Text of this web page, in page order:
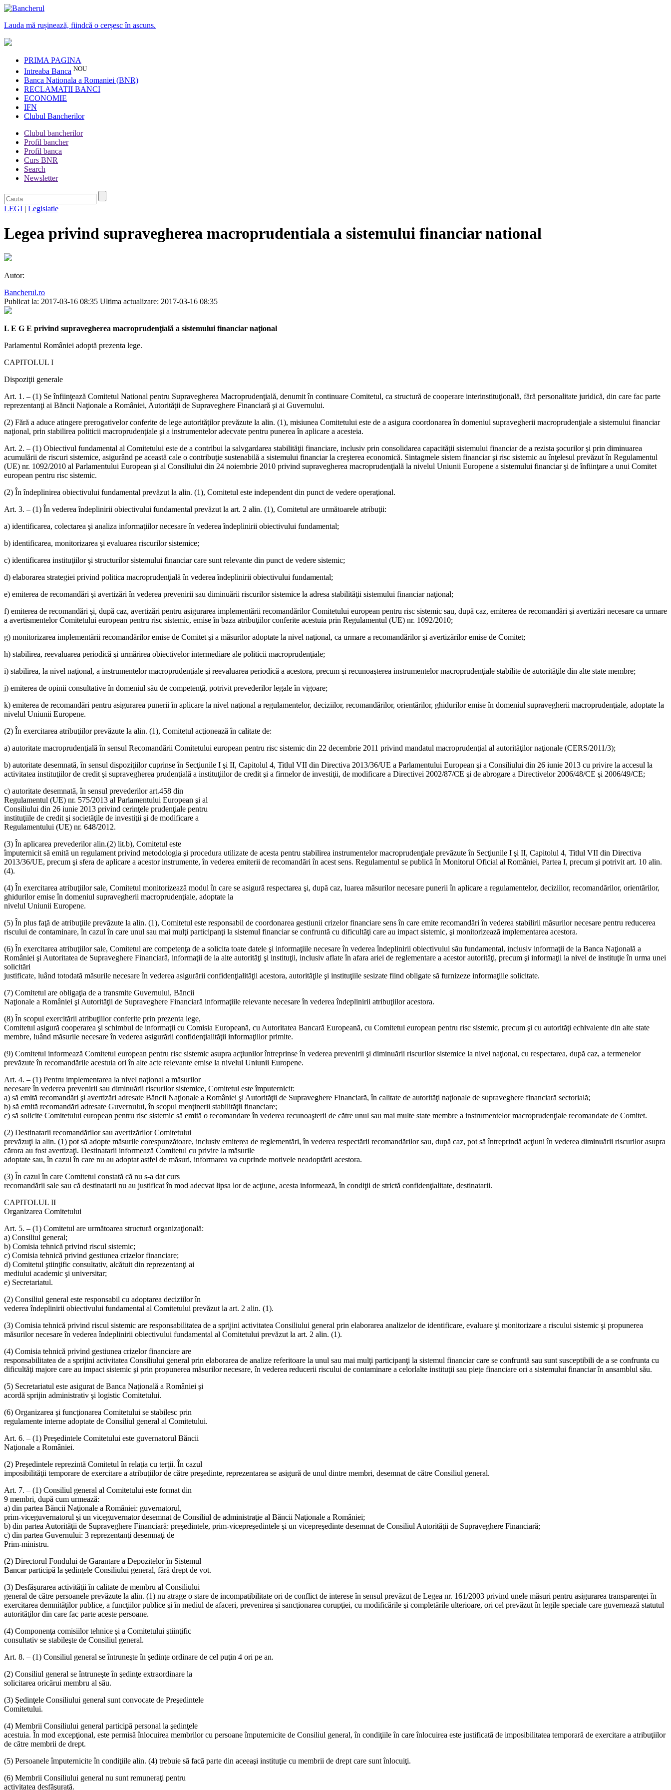
Lauda mă rușinează, fiindcă o cerșesc în ascuns.
PRIMA PAGINA
Intreaba Banca NOU
Banca Nationala a Romaniei (BNR)
RECLAMATII BANCI
ECONOMIE
IFN
Clubul Bancherilor
Clubul bancherilor
Profil bancher
Profil banca
Curs BNR
Search
Newsletter
LEGI | Legislatie
Legea privind supravegherea macroprudentiala a sistemului financiar national
Autor:
Bancherul.ro
Publicat la: 2017-03-16 08:35 Ultima actualizare: 2017-03-16 08:35
L E G E privind supravegherea macroprudenţială a sistemului financiar naţional
Parlamentul României adoptă prezenta lege.
CAPITOLUL I
Dispoziţii generale
Art. 1. – (1) Se înfiinţează Comitetul National pentru Supravegherea Macroprudenţială, denumit în continuare Comitetul, ca structură de cooperare interinstituţională, fără personalitate juridică, din care fac parte
reprezentanţi ai Băncii Naţionale a României, Autorităţii de Supraveghere Financiară şi ai Guvernului.
(2) Fără a aduce atingere prerogativelor conferite de lege autorităţilor prevăzute la alin. (1), misiunea Comitetului este de a asigura coordonarea în domeniul supravegherii macroprudenţiale a sistemului financiar
naţional, prin stabilirea politicii macroprudenţiale şi a instrumentelor adecvate pentru punerea în aplicare a acesteia.
Art. 2. – (1) Obiectivul fundamental al Comitetului este de a contribui la salvgardarea stabilităţii financiare, inclusiv prin consolidarea capacităţii sistemului financiar de a rezista şocurilor şi prin diminuarea
acumulării de riscuri sistemice, asigurând pe această cale o contribuţie sustenabilă a sistemului financiar la creşterea economică. Sintagmele sistem financiar şi risc sistemic au înţelesul prevăzut în Regulamentul
(UE) nr. 1092/2010 al Parlamentului European şi al Consiliului din 24 noiembrie 2010 privind supravegherea macroprudenţială la nivelul Uniunii Europene a sistemului financiar şi de înfiinţare a unui Comitet
european pentru risc sistemic.
(2) În îndeplinirea obiectivului fundamental prevăzut la alin. (1), Comitetul este independent din punct de vedere operaţional.
Art. 3. – (1) În vederea îndeplinirii obiectivului fundamental prevăzut la art. 2 alin. (1), Comitetul are următoarele atribuţii:
a) identificarea, colectarea şi analiza informaţiilor necesare în vederea îndeplinirii obiectivului fundamental;
b) identificarea, monitorizarea şi evaluarea riscurilor sistemice;
c) identificarea instituţiilor şi structurilor sistemului financiar care sunt relevante din punct de vedere sistemic;
d) elaborarea strategiei privind politica macroprudenţială în vederea îndeplinirii obiectivului fundamental;
e) emiterea de recomandări şi avertizări în vederea prevenirii sau diminuării riscurilor sistemice la adresa stabilităţii sistemului financiar naţional;
f) emiterea de recomandări şi, după caz, avertizări pentru asigurarea implementării recomandărilor Comitetului european pentru risc sistemic sau, după caz, emiterea de recomandări şi avertizări necesare ca urmare
a avertismentelor Comitetului european pentru risc sistemic, emise în baza atribuţiilor conferite acestuia prin Regulamentul (UE) nr. 1092/2010;
g) monitorizarea implementării recomandărilor emise de Comitet şi a măsurilor adoptate la nivel naţional, ca urmare a recomandărilor şi avertizărilor emise de Comitet;
h) stabilirea, reevaluarea periodică şi urmărirea obiectivelor intermediare ale politicii macroprudenţiale;
i) stabilirea, la nivel naţional, a instrumentelor macroprudenţiale şi reevaluarea periodică a acestora, precum şi recunoaşterea instrumentelor macroprudenţiale stabilite de autorităţile din alte state membre;
j) emiterea de opinii consultative în domeniul său de competenţă, potrivit prevederilor legale în vigoare;
k) emiterea de recomandări pentru asigurarea punerii în aplicare la nivel naţional a regulamentelor, deciziilor, recomandărilor, orientărilor, ghidurilor emise în domeniul supravegherii macroprudenţiale, adoptate la
nivelul Uniunii Europene.
(2) În exercitarea atribuţiilor prevăzute la alin. (1), Comitetul acţionează în calitate de:
a) autoritate macroprudenţială în sensul Recomandării Comitetului european pentru risc sistemic din 22 decembrie 2011 privind mandatul macroprudenţial al autorităţilor naţionale (CERS/2011/3);
b) autoritate desemnată, în sensul dispoziţiilor cuprinse în Secţiunile I şi II, Capitolul 4, Titlul VII din Directiva 2013/36/UE a Parlamentului European şi a Consiliului din 26 iunie 2013 cu privire la accesul la
activitatea instituţiilor de credit şi supravegherea prudenţială a instituţiilor de credit şi a firmelor de investiţii, de modificare a Directivei 2002/87/CE şi de abrogare a Directivelor 2006/48/CE şi 2006/49/CE;
c) autoritate desemnată, în sensul prevederilor art.458 din
Regulamentul (UE) nr. 575/2013 al Parlamentului European şi al
Consiliului din 26 iunie 2013 privind cerinţele prudenţiale pentru
instituţiile de credit şi societăţile de investiţii şi de modificare a
Regulamentului (UE) nr. 648/2012.
(3) În aplicarea prevederilor alin.(2) lit.b), Comitetul este
împuternicit să emită un regulament privind metodologia şi procedura utilizate de acesta pentru stabilirea instrumentelor macroprudenţiale prevăzute în Secţiunile I şi II, Capitolul 4, Titlul VII din Directiva
2013/36/UE, precum şi sfera de aplicare a acestor instrumente, în vederea emiterii de recomandări în acest sens. Regulamentul se publică în Monitorul Oficial al României, Partea I, precum şi potrivit art. 10 alin.
(4).
(4) În exercitarea atribuţiilor sale, Comitetul monitorizează modul în care se asigură respectarea şi, după caz, luarea măsurilor necesare punerii în aplicare a regulamentelor, deciziilor, recomandărilor, orientărilor,
ghidurilor emise în domeniul supravegherii macroprudenţiale, adoptate la
nivelul Uniunii Europene.
(5) În plus faţă de atribuţiile prevăzute la alin. (1), Comitetul este responsabil de coordonarea gestiunii crizelor financiare sens în care emite recomandări în vederea stabilirii măsurilor necesare pentru reducerea
riscului de contaminare, în cazul în care unul sau mai mulţi participanţi la sistemul financiar se confruntă cu dificultăţi care au impact sistemic, şi monitorizează implementarea acestora.
(6) În exercitarea atribuţiilor sale, Comitetul are competenţa de a solicita toate datele şi informaţiile necesare în vederea îndeplinirii obiectivului său fundamental, inclusiv informaţii de la Banca Naţională a
României şi Autoritatea de Supraveghere Financiară, informaţii de la alte autorităţi şi instituţii, inclusiv aflate în afara ariei de reglementare a acestor autorităţi, precum şi informaţii la nivel de instituţie în urma unei
solicitări
justificate, luând totodată măsurile necesare în vederea asigurării confidenţialităţii acestora, autorităţile şi instituţiile sesizate fiind obligate să furnizeze informaţiile solicitate.
(7) Comitetul are obligaţia de a transmite Guvernului, Băncii
Naţionale a României şi Autorităţii de Supraveghere Financiară informaţiile relevante necesare în vederea îndeplinirii atribuţiilor acestora.
(8) În scopul exercitării atribuţiilor conferite prin prezenta lege,
Comitetul asigură cooperarea şi schimbul de informaţii cu Comisia Europeană, cu Autoritatea Bancară Europeană, cu Comitetul european pentru risc sistemic, precum şi cu autorităţi echivalente din alte state
membre, luând măsurile necesare în vederea asigurării confidenţialităţii informaţiilor primite.
(9) Comitetul informează Comitetul european pentru risc sistemic asupra acţiunilor întreprinse în vederea prevenirii şi diminuării riscurilor sistemice la nivel naţional, cu respectarea, după caz, a termenelor
prevăzute în recomandările acestuia ori în alte acte relevante emise la nivelul Uniunii Europene.
Art. 4. – (1) Pentru implementarea la nivel naţional a măsurilor
necesare în vederea prevenirii sau diminuării riscurilor sistemice, Comitetul este împuternicit:
a) să emită recomandări şi avertizări adresate Băncii Naţionale a României şi Autorităţii de Supraveghere Financiară, în calitate de autorităţi naţionale de supraveghere financiară sectorială;
b) să emită recomandări adresate Guvernului, în scopul menţinerii stabilităţii financiare;
c) să solicite Comitetului european pentru risc sistemic să emită o recomandare în vederea recunoaşterii de către unul sau mai multe state membre a instrumentelor macroprudenţiale recomandate de Comitet.
(2) Destinatarii recomandărilor sau avertizărilor Comitetului
prevăzuţi la alin. (1) pot să adopte măsurile corespunzătoare, inclusiv emiterea de reglementări, în vederea respectării recomandărilor sau, după caz, pot să întreprindă acţiuni în vederea diminuării riscurilor asupra
cărora au fost avertizaţi. Destinatarii informează Comitetul cu privire la măsurile
adoptate sau, în cazul în care nu au adoptat astfel de măsuri, informarea va cuprinde motivele neadoptării acestora.
(3) În cazul în care Comitetul constată că nu s-a dat curs
recomandării sale sau că destinatarii nu au justificat în mod adecvat lipsa lor de acţiune, acesta informează, în condiţii de strictă confidenţialitate, destinatarii.
CAPITOLUL II
Organizarea Comitetului
Art. 5. – (1) Comitetul are următoarea structură organizaţională:
a) Consiliul general;
b) Comisia tehnică privind riscul sistemic;
c) Comisia tehnică privind gestiunea crizelor financiare;
d) Comitetul ştiinţific consultativ, alcătuit din reprezentanţi ai
mediului academic şi universitar;
e) Secretariatul.
(2) Consiliul general este responsabil cu adoptarea deciziilor în
vederea îndeplinirii obiectivului fundamental al Comitetului prevăzut la art. 2 alin. (1).
(3) Comisia tehnică privind riscul sistemic are responsabilitatea de a sprijini activitatea Consiliului general prin elaborarea analizelor de identificare, evaluare şi monitorizare a riscului sistemic şi propunerea
măsurilor necesare în vederea îndeplinirii obiectivului fundamental al Comitetului prevăzut la art. 2 alin. (1).
(4) Comisia tehnică privind gestiunea crizelor financiare are
responsabilitatea de a sprijini activitatea Consiliului general prin elaborarea de analize referitoare la unul sau mai mulţi participanţi la sistemul financiar care se confruntă sau sunt susceptibili de a se confrunta cu
dificultăţi majore care au impact sistemic şi prin propunerea măsurilor necesare, în vederea reducerii riscului de contaminare a celorlalte instituţii sau pieţe financiare ori a sistemului financiar în ansamblul său.
(5) Secretariatul este asigurat de Banca Naţională a României şi
acordă sprijin administrativ şi logistic Comitetului.
(6) Organizarea şi funcţionarea Comitetului se stabilesc prin
regulamente interne adoptate de Consiliul general al Comitetului.
Art. 6. – (1) Preşedintele Comitetului este guvernatorul Băncii
Naţionale a României.
(2) Preşedintele reprezintă Comitetul în relaţia cu terţii. În cazul
imposibilităţii temporare de exercitare a atribuţiilor de către preşedinte, reprezentarea se asigură de unul dintre membri, desemnat de către Consiliul general.
Art. 7. – (1) Consiliul general al Comitetului este format din
9 membri, după cum urmează:
a) din partea Băncii Naţionale a României: guvernatorul,
prim-viceguvernatorul şi un viceguvernator desemnat de Consiliul de administraţie al Băncii Naţionale a României;
b) din partea Autorităţii de Supraveghere Financiară: preşedintele, prim-vicepreşedintele şi un vicepreşedinte desemnat de Consiliul Autorităţii de Supraveghere Financiară;
c) din partea Guvernului: 3 reprezentanţi desemnaţi de
Prim-ministru.
(2) Directorul Fondului de Garantare a Depozitelor în Sistemul
Bancar participă la şedinţele Consiliului general, fără drept de vot.
(3) Desfăşurarea activităţii în calitate de membru al Consiliului
general de către persoanele prevăzute la alin. (1) nu atrage o stare de incompatibilitate ori de conflict de interese în sensul prevăzut de Legea nr. 161/2003 privind unele măsuri pentru asigurarea transparenţei în
exercitarea demnităţilor publice, a funcţiilor publice şi în mediul de afaceri, prevenirea şi sancţionarea corupţiei, cu modificările şi completările ulterioare, ori cel prevăzut în legile speciale care guvernează statutul
autorităţilor din care fac parte aceste persoane.
(4) Componenţa comisiilor tehnice şi a Comitetului ştiinţific
consultativ se stabileşte de Consiliul general.
Art. 8. – (1) Consiliul general se întruneşte în şedinţe ordinare de cel puţin 4 ori pe an.
(2) Consiliul general se întruneşte în şedinţe extraordinare la
solicitarea oricărui membru al său.
(3) Şedinţele Consiliului general sunt convocate de Preşedintele
Comitetului.
(4) Membrii Consiliului general participă personal la şedinţele
acestuia. În mod excepţional, este permisă înlocuirea membrilor cu persoane împuternicite de Consiliul general, în condiţiile în care înlocuirea este justificată de imposibilitatea temporară de exercitare a atribuţiilor
de către membrii de drept.
(5) Persoanele împuternicite în condiţiile alin. (4) trebuie să facă parte din aceeaşi instituţie cu membrii de drept care sunt înlocuiţi.
(6) Membrii Consiliului general nu sunt remuneraţi pentru
activitatea desfăşurată.